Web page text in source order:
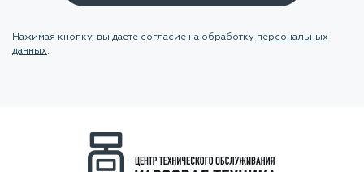
Нажимая кнопку, вы даете согласие на обработку персональных
данных.